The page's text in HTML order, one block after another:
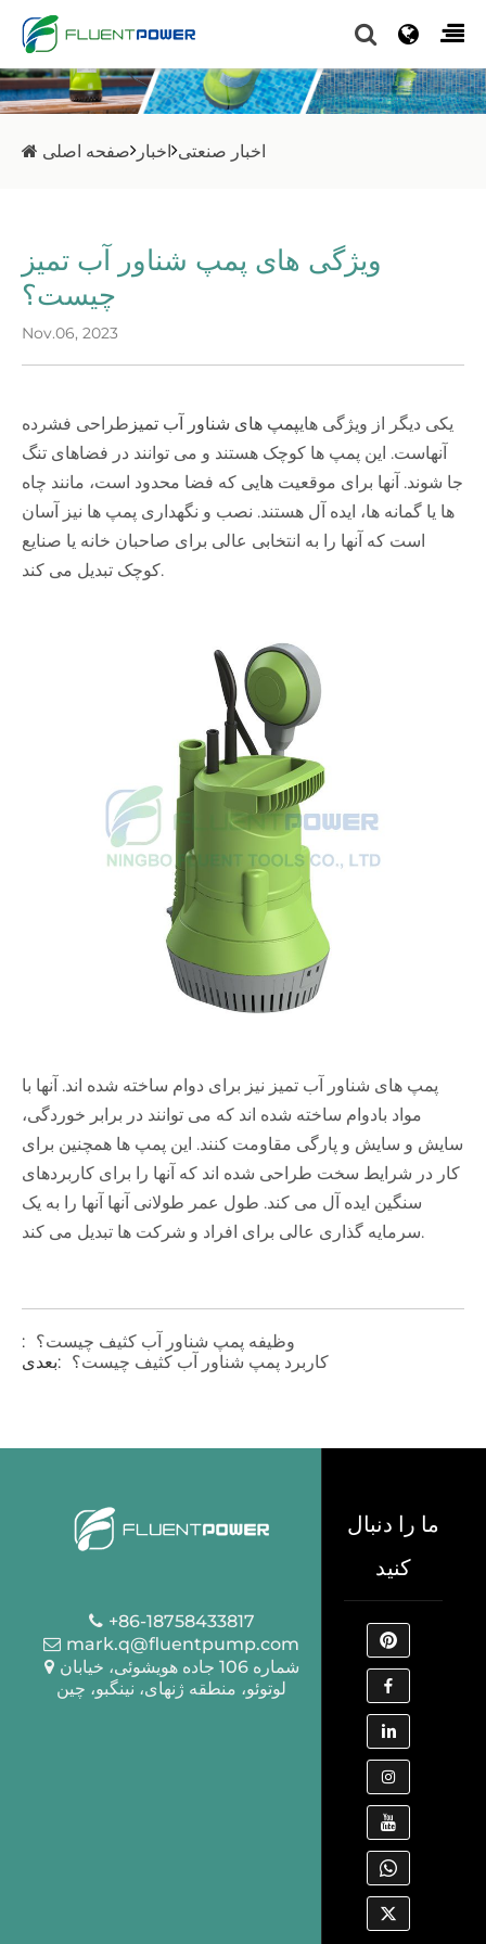
صفحه اصلی اخبار اخبار صنعتی
ویژگی های پمپ شناور آب تمیز
چیست؟
Nov.06, 2023
یکی دیگر از ویژگی هایپمپ های شناور آب تمیز طراحی فشرده
آنهاست. این پمپ ها کوچک هستند و می توانند در فضاهای تنگ
جا شوند. آنها برای موقعیت هایی که فضا محدود است، مانند چاه
ها یا گمانه ها، ایده آل هستند. نصب و نگهداری پمپ ها نیز آسان
است که آنها را به انتخابی عالی برای صاحبان خانه یا صنایع
کوچک تبدیل می کند.
پمپ های شناور آب تمیز نیز برای دوام ساخته شده اند. آنها با
مواد بادوام ساخته شده اند که می توانند در برابر خوردگی،
سایش و سایش و پارگی مقاومت کنند. این پمپ ها همچنین برای
کار در شرایط سخت طراحی شده اند که آنها را برای کاربردهای
سنگین ایده آل می کند. طول عمر طولانی آنها آنها را به یک
سرمایه گذاری عالی برای افراد و شرکت ها تبدیل می کند.
: وظیفه پمپ شناور آب کثیف چیست؟
بعدی: کاربرد پمپ شناور آب کثیف چیست؟
+86-18758433817
mark.q@fluentpump.com
شماره 106 جاده هویشوئی، خیابان
لوتوئو، منطقه ژنهای، نینگبو، چین
ما را دنبال
کنید